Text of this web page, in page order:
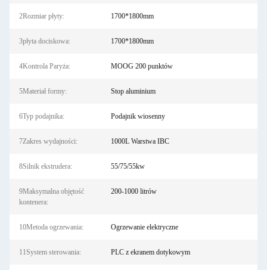
2Rozmiar płyty: 1700*1800mm
3płyta dociskowa: 1700*1800mm
4Kontrola Paryża: MOOG 200 punktów
5Materiał formy: Stop aluminium
6Typ podajnika: Podajnik wiosenny
7Zakres wydajności: 1000L Warstwa IBC
8Silnik ekstrudera: 55/75/55kw
9Maksymalna objętość
kontenera:
200-1000 litrów
10Metoda ogrzewania: Ogrzewanie elektryczne
11System sterowania: PLC z ekranem dotykowym